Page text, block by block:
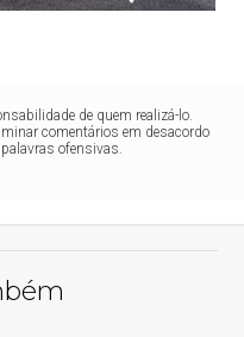
de quem realizá-lo.
comentários em desacordo
ofensivas.